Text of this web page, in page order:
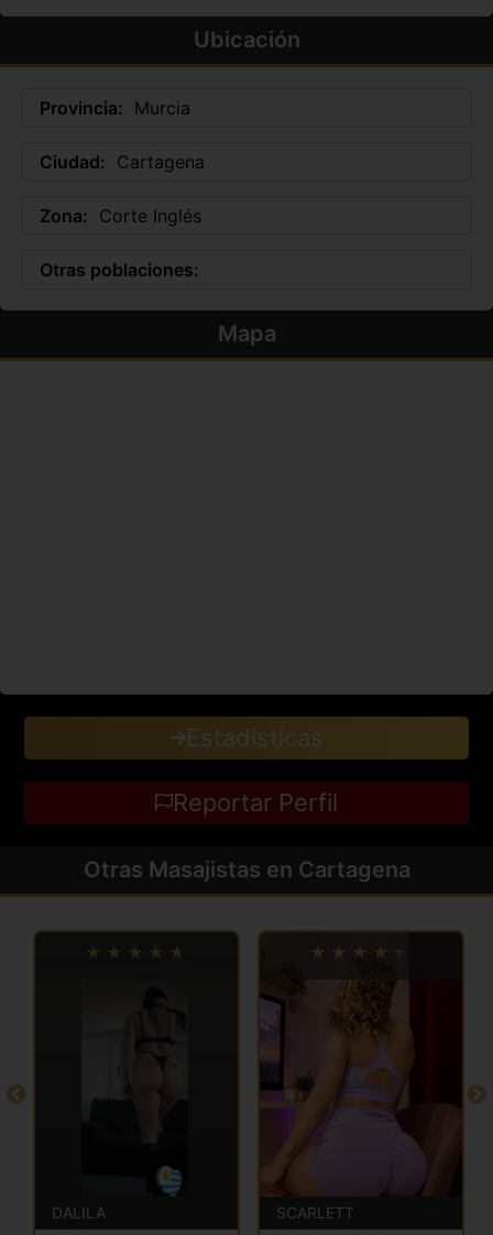
Ubicación
Provincia: Murcia
Ciudad: Cartagena
Zona: Corte Inglés
Otras poblaciones:
Mapa
Estadisticas
Reportar Perfil
Otras Masajistas en Cartagena
DALILA SCARLETT